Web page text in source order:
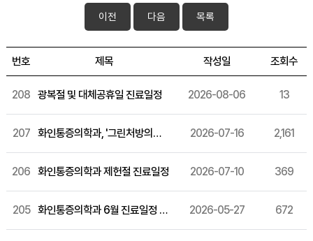
이전 다음 목록
번호 제목 작성일 조회수
208 광복절 및 대체공휴일 진료일정 2026-08-06 13
207 화인통증의학과, '그린처방의원' 연속 선정 2026-07-16 2,161
206 화인통증의학과 제헌절 진료일정 2026-07-10 369
205 화인통증의학과 6월 진료일정 안내 2026-05-27 672